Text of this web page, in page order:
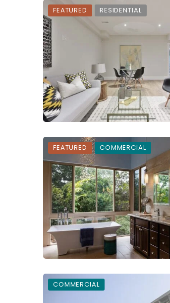
FEATURED RESIDENTIAL
FEATURED COMMERCIAL
COMMERCIAL